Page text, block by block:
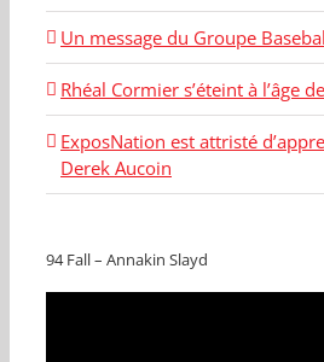
Un message du Groupe
Rhéal Cormier s’éteint à l’âge
ExposNation est attristé
Derek Aucoin
94 Fall – Annakin Slayd